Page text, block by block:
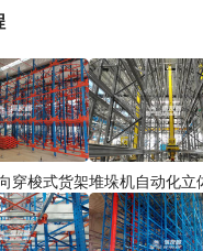
穿梭式货架堆垛机自动化立